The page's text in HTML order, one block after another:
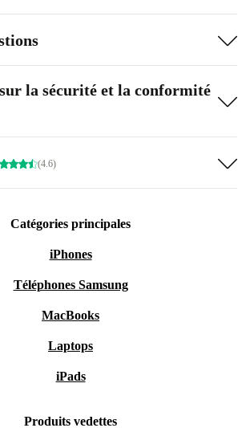
la sécurité et la conformité
(4.6)
Catégories principales
iPhones
Téléphones Samsung
MacBooks
Laptops
iPads
Produits vedettes